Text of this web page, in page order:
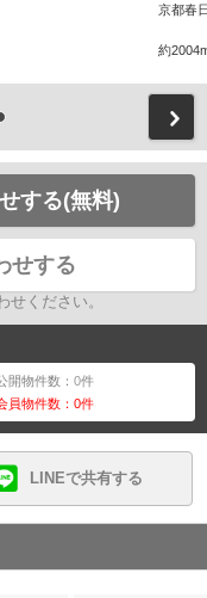
京都春
約
する(無料)
せする
ください。
開物件数：0件
員物件数：0件
LINEで共有する